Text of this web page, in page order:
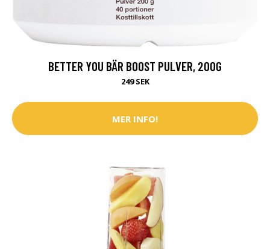
BETTER YOU BÄR BOOST PULVER, 200G
249 SEK
MER INFO!